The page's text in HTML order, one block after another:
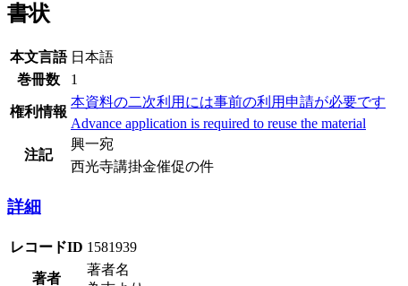
書状
本文言語 日本語
巻冊数
1
権利情報
本資料の二次利用には事前の利用申請が必要です
Advance application is required to reuse the material
注記
興一宛
西光寺講掛金催促の件
詳細
レコードID 1581939
著者
著者名